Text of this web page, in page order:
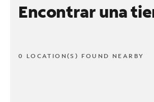
Encontrar una
0 LOCATION(S) FOUND NEARBY